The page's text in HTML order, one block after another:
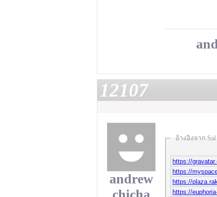
12107
andrew
อ้างอิงจาก
https://
https://
https://
https://